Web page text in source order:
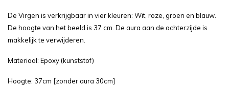
De Virgen is verkrijgbaar in vier kleuren: Wit, roze, groen en blauw.
De hoogte van het beeld is 37 cm. De aura aan de achterzijde is
makkelijk te verwijderen.
Materiaal: Epoxy (kunststof)
Hoogte: 37cm [zonder aura 30cm]